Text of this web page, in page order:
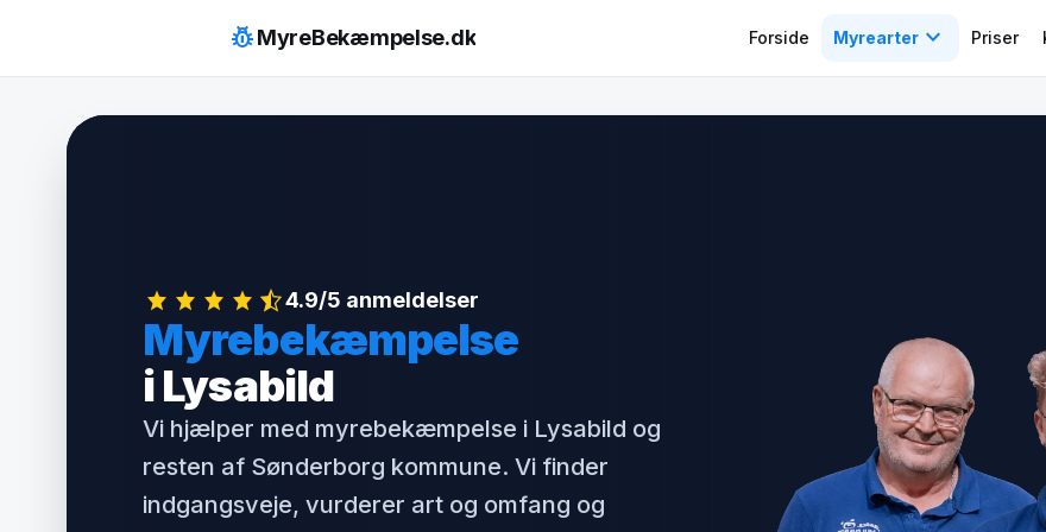
indhold
pest_controlMyreBekæmpelse.dk Forside Myrearter expand_more Priser
4.9/5 anmeldelser
Myrebekæmpelse
i Lysabild
Vi hjælper med myrebekæmpelse i Lysabild og
resten af Sønderborg kommune. Vi finder
indgangsveje, vurderer art og omfang og